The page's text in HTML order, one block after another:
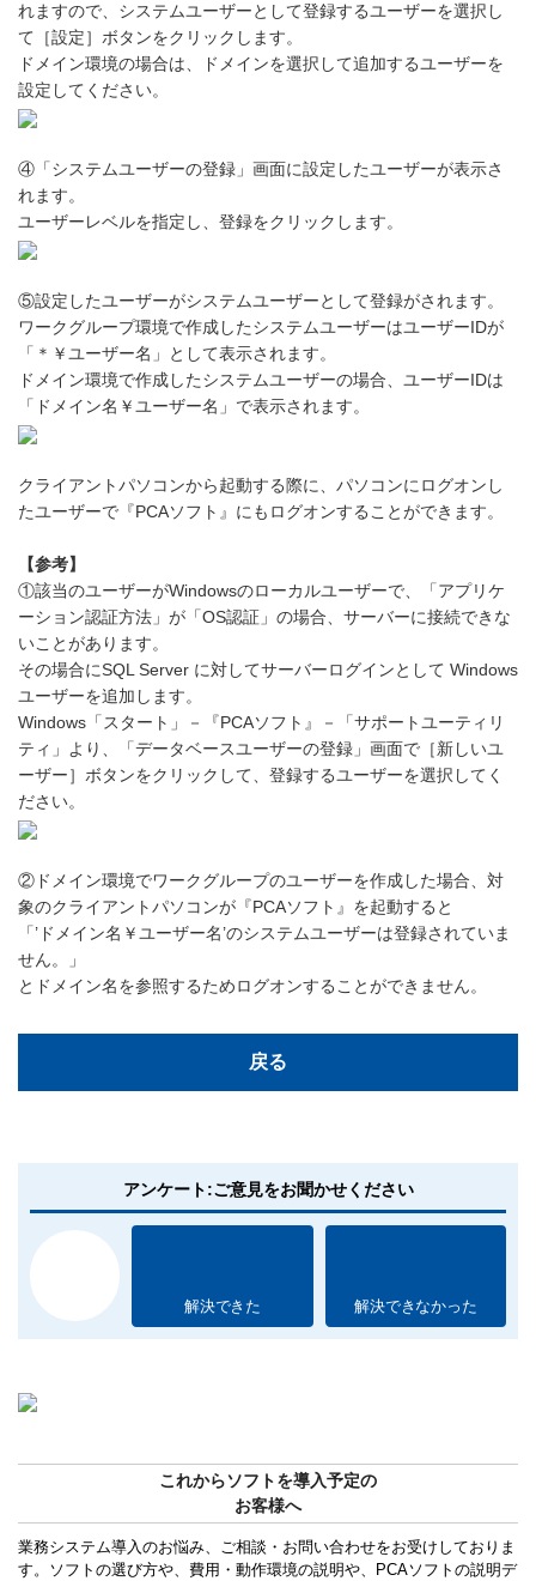
れますので、システムユーザーとして登録するユーザーを選択し
て［設定］ボタンをクリックします。
ドメイン環境の場合は、ドメインを選択して追加するユーザーを
設定してください。
④「システムユーザーの登録」画面に設定したユーザーが表示さ
れます。
ユーザーレベルを指定し、登録をクリックします。
⑤設定したユーザーがシステムユーザーとして登録がされます。
ワークグループ環境で作成したシステムユーザーはユーザーIDが
「＊￥ユーザー名」として表示されます。
ドメイン環境で作成したシステムユーザーの場合、ユーザーIDは
「ドメイン名￥ユーザー名」で表示されます。
クライアントパソコンから起動する際に、パソコンにログオンし
たユーザーで『PCAソフト』にもログオンすることができます。
【参考】
①該当のユーザーがWindowsのローカルユーザーで、「アプリケ
ーション認証方法」が「OS認証」の場合、サーバーに接続できな
いことがあります。
その場合にSQL Server に対してサーバーログインとして Windows
ユーザーを追加します。
Windows「スタート」－『PCAソフト』－「サポートユーティリ
ティ」より、「データベースユーザーの登録」画面で［新しいユ
ーザー］ボタンをクリックして、登録するユーザーを選択してく
ださい。
②ドメイン環境でワークグループのユーザーを作成した場合、対
象のクライアントパソコンが『PCAソフト』を起動すると
「’ドメイン名￥ユーザー名’のシステムユーザーは登録されていま
せん。」
とドメイン名を参照するためログオンすることができません。
戻る
アンケート:ご意見をお聞かせください
解決できた 解決できなかった
これからソフトを導入予定の
お客様へ
業務システム導入のお悩み、ご相談・お問い合わせをお受けしておりま
す。ソフトの選び方や、費用・動作環境の説明や、PCAソフトの説明デ